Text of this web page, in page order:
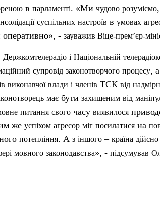
в парламенті. «Ми чудово розуміємо
суспільних настроїв в умовах
оперативно», - зауважив Віце-прем’єр-
Держкомтелерадіо і Національній
супровід законотворчого процесу, а
виконавчої влади і членів ТСК від
має бути захищеним від
питання свого часу виявилося
же успіхом агресор міг посилатися на
потепління. А з іншого – країна дійсно
мовного законодавства», - підсумував